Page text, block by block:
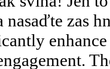
nasaďte zas